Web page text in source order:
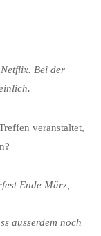
Bei der
veranstaltet,
Ende März,
ausserdem noch